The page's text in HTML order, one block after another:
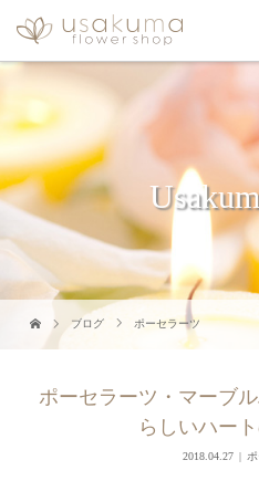
ブログ ポーセラーツ
ポーセラーツ・マーブ
らしいハー
2018.04.27